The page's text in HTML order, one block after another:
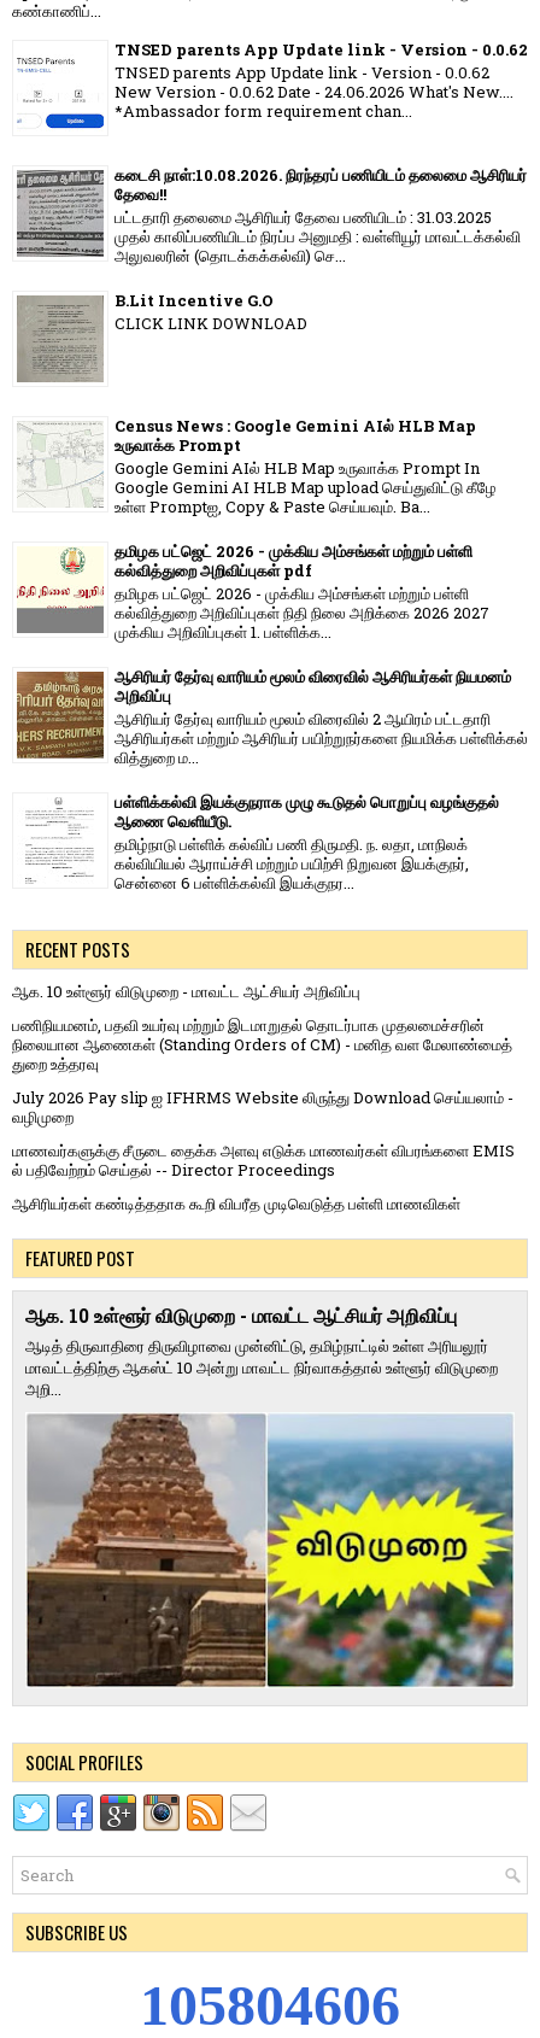
கண்காணிப்...
TNSED parents App Update link - Version - 0.0.62
TNSED parents App Update link - Version - 0.0.62
New Version - 0.0.62 Date - 24.06.2026 What's New....
*Ambassador form requirement chan...
கடைசி நாள்:10.08.2026. நிரந்தரப் பணியிடம் தலைமை ஆசிரியர்
தேவை!!
பட்டதாரி தலைமை ஆசிரியர் தேவை பணியிடம் : 31.03.2025
முதல் காலிப்பணியிடம் நிரப்ப அனுமதி : வள்ளியூர் மாவட்டக்கல்வி
அலுவலரின் (தொடக்கக்கல்வி) செ...
B.Lit Incentive G.O
CLICK LINK DOWNLOAD
Census News : Google Gemini AIல் HLB Map
உருவாக்க Prompt
Google Gemini AIல் HLB Map உருவாக்க Prompt In
Google Gemini AI HLB Map upload செய்துவிட்டு கீழே
உள்ள Promptஐ, Copy & Paste செய்யவும். Ba...
தமிழக பட்ஜெட் 2026 - முக்கிய அம்சங்கள் மற்றும் பள்ளி
கல்வித்துறை அறிவிப்புகள் pdf
தமிழக பட்ஜெட் 2026 - முக்கிய அம்சங்கள் மற்றும் பள்ளி
கல்வித்துறை அறிவிப்புகள் நிதி நிலை அறிக்கை 2026 2027
முக்கிய அறிவிப்புகள் 1. பள்ளிக்க...
ஆசிரியர் தேர்வு வாரியம் மூலம் விரைவில் ஆசிரியர்கள் நியமனம்
அறிவிப்பு
ஆசிரியர் தேர்வு வாரி​யம் மூலம் விரை​வில் 2 ஆயிரம் பட்​ட​தாரி
ஆசிரியர்​கள் மற்​றும் ஆசிரியர் பயிற்றுநர்​களை நியமிக்க பள்​ளிக்​கல்​
வித்​துறை ம...
பள்ளிக்கல்வி இயக்குநராக முழு கூடுதல் பொறுப்பு வழங்குதல்
ஆணை வெளியீடு.
தமிழ்நாடு பள்ளிக் கல்விப் பணி திருமதி. ந. லதா, மாநிலக்
கல்வியியல் ஆராய்ச்சி மற்றும் பயிற்சி நிறுவன இயக்குநர்,
சென்னை 6 பள்ளிக்கல்வி இயக்குநர...
RECENT POSTS
ஆக. 10 உள்ளூர் விடுமுறை - மாவட்ட ஆட்சியர் அறிவிப்பு
பணிநியமனம், பதவி உயர்வு மற்றும் இடமாறுதல் தொடர்பாக முதலமைச்சரின்
நிலையான ஆணைகள் (Standing Orders of CM) - மனித வள மேலாண்மைத்
துறை உத்தரவு
July 2026 Pay slip ஐ IFHRMS Website லிருந்து Download செய்யலாம் -
வழிமுறை
மாணவர்களுக்கு சீருடை தைக்க அளவு எடுக்க மாணவர்கள் விபரங்களை EMIS
ல் பதிவேற்றம் செய்தல் -- Director Proceedings
ஆசிரியர்கள் கண்டித்ததாக கூறி விபரீத முடிவெடுத்த பள்ளி மாணவிகள்
FEATURED POST
ஆக. 10 உள்ளூர் விடுமுறை - மாவட்ட ஆட்சியர் அறிவிப்பு
ஆடித் திருவாதிரை திருவிழாவை முன்னிட்டு, தமிழ்நாட்டில் உள்ள அரியலூர்
மாவட்டத்திற்கு ஆகஸ்ட் 10 அன்று மாவட்ட நிர்வாகத்தால் உள்ளூர் விடுமுறை
அறி...
SOCIAL PROFILES
SUBSCRIBE US
105804606